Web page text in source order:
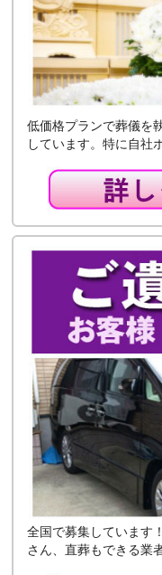
低価格プランで葬儀を
しています。特に自社
全国で募集しています
さん、直葬もできる業